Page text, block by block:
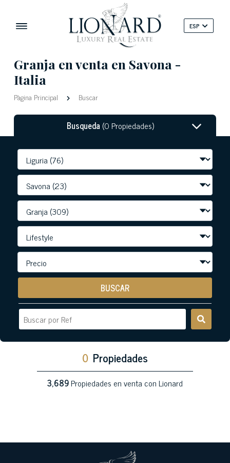
ESP
Granja en venta en Savona -
Italia
Pàgina Principal Buscar
Busqueda(0 Propiedades)
BUSCAR
0 Propiedades
3,689Propiedades en venta con Lionard